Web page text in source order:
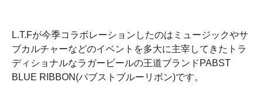
L.T.Fが今季コラボレーションしたのはミュージックやサ
ブカルチャーなどのイベントを多大に主宰してきたトラ
ディショナルなラガービールの王道ブランドPABST
BLUE RIBBON(パブストブルーリボン)です。